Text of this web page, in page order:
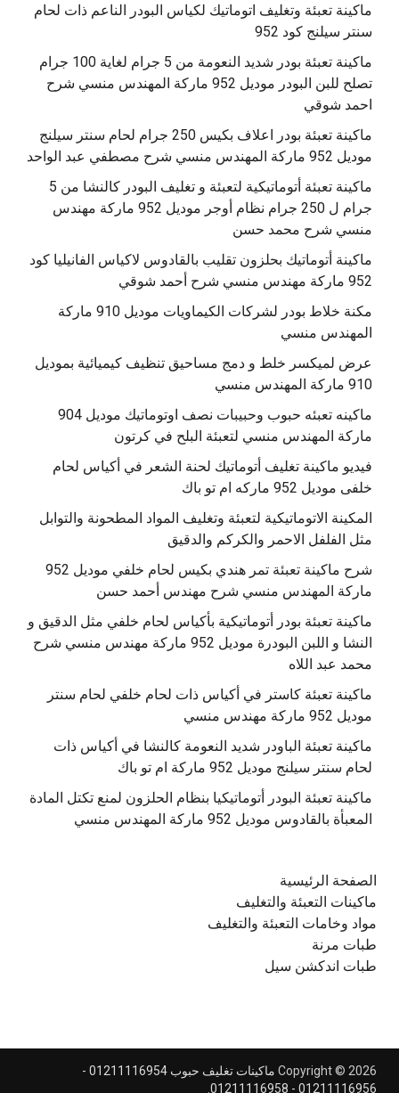
ماكينة تعبئة وتغليف اتوماتيك لكياس البودر الناعم ذات لحام
سنتر سيلنج كود 952
ماكينة تعبئة بودر شديد النعومة من 5 جرام لغاية 100 جرام
تصلح للبن البودر موديل 952 ماركة المهندس منسي شرح
احمد شوقي
ماكينة تعبئة بودر اعلاف بكيس 250 جرام لحام سنتر سيلنج
موديل 952 ماركة المهندس منسي شرح مصطفي عبد الواحد
ماكينة تعبئة أتوماتيكية لتعبئة و تغليف البودر كالنشا من 5
جرام ل 250 جرام نظام أوجر موديل 952 ماركة مهندس
منسي شرح محمد حسن
‫ماكينة أتوماتيك بحلزون تقليب بالقادوس لاكياس الفانيليا كود
مكنة خلاط بودر لشركات الكيماويات موديل 910 ماركة
المهندس منسي
عرض لميكسر خلط و دمج مساحيق تنظيف كيميائية بموديل
910 ماركة المهندس منسي
‫ماكينه تعبئه حبوب وحبيبات نصف اوتوماتيك موديل 904
‫فيديو ماكينة تغليف أتوماتيك لحنة الشعر في أكياس لحام
خلفى موديل 952 ماركه ام تو باك
المكينة الاتوماتيكية لتعبئة وتغليف المواد المطحونة والتوابل
مثل الفلفل الاحمر والكركم والدقيق
‫شرح ماكينة تعبئة تمر هندي بكيس لحام خلفي موديل 952
ماكينة تعبئة بودر أتوماتيكية بأكياس لحام خلفي مثل الدقيق و
النشا و اللبن البودرة موديل 952 ماركة مهندس منسي شرح
محمد عبد اللاه
‫ماكينة تعبئة كاستر في أكياس ذات لحام خلفي لحام سنتر
موديل 952 ماركة مهندس منسي
‫ماكينة تعبئة الباودر شديد النعومة كالنشا في أكياس ذات
‫ماكينة تعبئة البودر أتوماتيكيا بنظام الحلزون لمنع تكتل المادة
الصفحة الرئيسية
ماكينات التعبئة والتغليف
مواد وخامات التعبئة والتغليف
طبات مرنة
طبات اندكشن سيل
Copyright © 2026
ماكينات تغليف حبوب 01211116954 -
01211116956 - 01211116958